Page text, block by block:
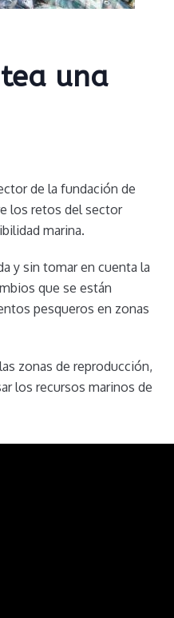
una
de la fundación de
los retos del sector
marina.
y sin tomar en cuenta la
que se están
pesqueros en zonas
zonas de reproducción,
los recursos marinos de